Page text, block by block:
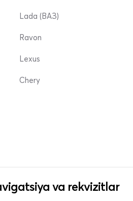
Lada (ВАЗ)
Ravon
Lexus
Chery
va rekvizitlar